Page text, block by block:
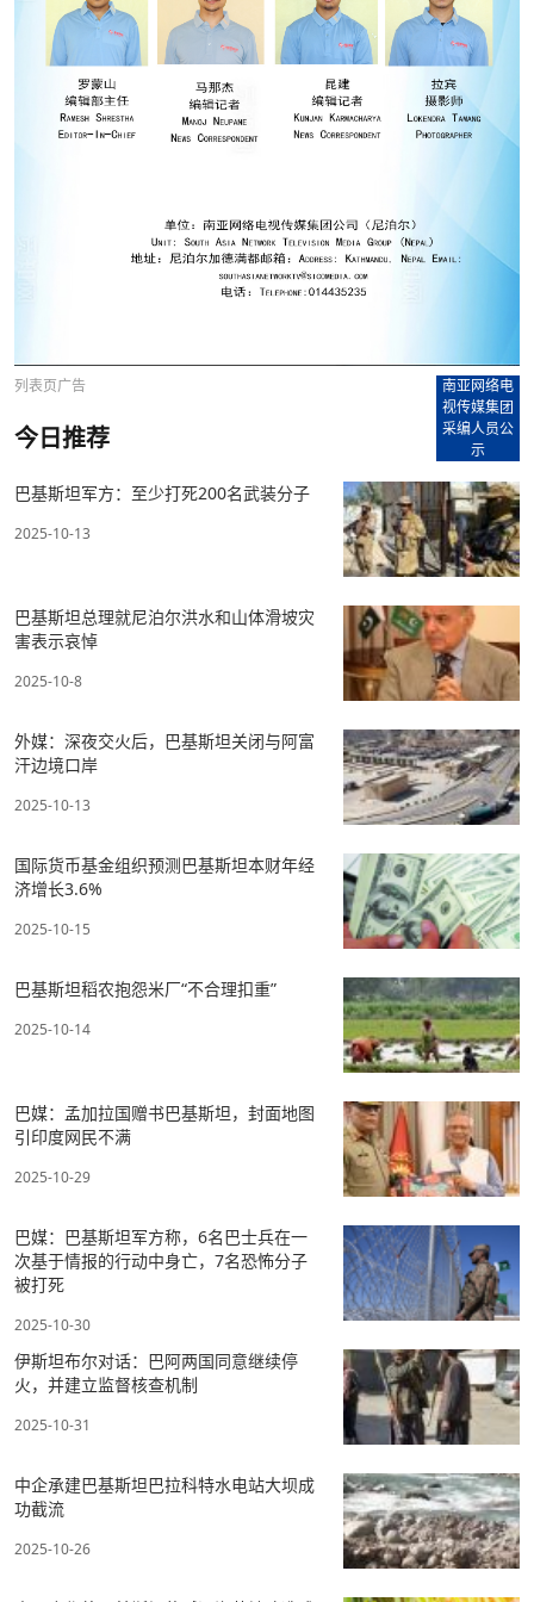
列表页广告
南亚网络电
视传媒集团
采编人员公
示
今日推荐
巴基斯坦军方：至少打死200名武装分子
2025-10-13
巴基斯坦总理就尼泊尔洪水和山体滑坡灾
害表示哀悼
2025-10-8
外媒：深夜交火后，巴基斯坦关闭与阿富
汗边境口岸
2025-10-13
国际货币基金组织预测巴基斯坦本财年经
济增长3.6%
2025-10-15
巴基斯坦稻农抱怨米厂“不合理扣重”
2025-10-14
巴媒：孟加拉国赠书巴基斯坦，封面地图
引印度网民不满
2025-10-29
巴媒：巴基斯坦军方称，6名巴士兵在一
次基于情报的行动中身亡，7名恐怖分子
被打死
2025-10-30
伊斯坦布尔对话：巴阿两国同意继续停
火，并建立监督核查机制
2025-10-31
中企承建巴基斯坦巴拉科特水电站大坝成
功截流
2025-10-26